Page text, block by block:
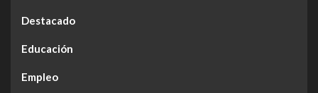
Destacado
Educación
Empleo